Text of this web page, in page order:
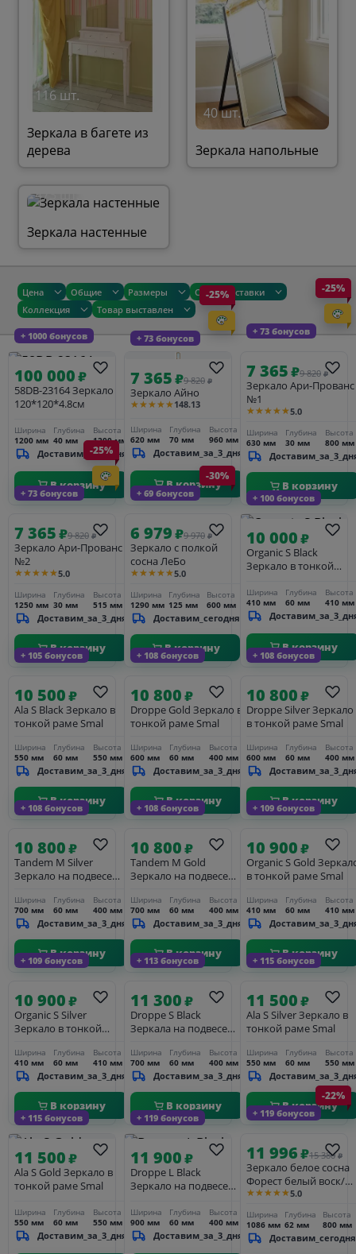
116 шт.
Зеркала в багете из
дерева
40 шт.
Зеркала напольные
473 шт.
Зеркала настенные
Цена Общие Размеры
Сроки доставки
Коллекция
Товар выставлен
+ 1000 бонусов
100 000₽
58DB-23164 Зеркало
120*120*4.8см
Ширина
1200 мм
Глубина
40 мм
Высота
1200 мм
Доставим_за_3_дня
В корзину
+ 73 бонусов
-25%
7 365₽9 820 ₽
Зеркало Айно
★★★★★148.13
Ширина
620 мм
Глубина
70 мм
Высота
960 мм
Доставим_за_3_дня
В корзину
+ 73 бонусов
-25%
7 365₽9 820 ₽
Зеркало Ари-Прованс
№1
★★★★★5.0
Ширина
630 мм
Глубина
30 мм
Высота
800 мм
В корзину
+ 73 бонусов
-25%
7 365₽9 820 ₽
Зеркало Ари-Прованс
№2
★★★★★5.0
Ширина
1250 мм
Глубина
30 мм
Высота
515 мм
Доставим_за_3_дня
В корзину
+ 69 бонусов
-30%
6 979₽9 970 ₽
Зеркало с полкой
сосна ЛеБо
★★★★★5.0
Ширина
1290 мм
Глубина
125 мм
Высота
600 мм
Доставим_сегодня
В корзину
+ 100 бонусов
10 000₽
Organic S Black
Зеркало в тонкой
Ширина
410 мм
Глубина
60 мм
Высота
410 мм
В корзину
+ 105 бонусов
10 500₽
Ala S Black Зеркало в
тонкой раме Smal
Ширина
550 мм
Глубина
60 мм
Высота
550 мм
Доставим_за_3_дня
В корзину
+ 108 бонусов
10 800₽
Droppe Gold Зеркало в
тонкой раме Smal
Ширина
600 мм
Глубина
60 мм
Высота
400 мм
Доставим_за_3_дня
В корзину
+ 108 бонусов
10 800₽
Droppe Silver Зеркало
в тонкой раме Smal
Ширина
600 мм
Глубина
60 мм
Высота
400 мм
В корзину
+ 108 бонусов
10 800₽
Tandem M Silver
Зеркало на подвесе
Ширина
700 мм
Глубина
60 мм
Высота
400 мм
Доставим_за_3_дня
В корзину
+ 108 бонусов
10 800₽
Tandem M Gold
Зеркало на подвесе
Ширина
700 мм
Глубина
60 мм
Высота
400 мм
Доставим_за_3_дня
В корзину
+ 109 бонусов
10 900₽
Organic S Gold
в тонкой раме Smal
Ширина
410 мм
Глубина
60 мм
Высота
410 мм
В корзину
+ 109 бонусов
10 900₽
Organic S Silver
Зеркало в тонкой
Ширина
410 мм
Глубина
60 мм
Высота
410 мм
Доставим_за_3_дня
В корзину
+ 113 бонусов
11 300₽
Droppe S Black
Зеркала на подвесе
Ширина
700 мм
Глубина
60 мм
Высота
400 мм
Доставим_за_3_дня
В корзину
+ 115 бонусов
11 500₽
Ala S Silver Зеркало в
тонкой раме Smal
Ширина
550 мм
Глубина
60 мм
Высота
550 мм
В корзину
+ 115 бонусов
11 500₽
Ala S Gold Зеркало в
тонкой раме Smal
Ширина
550 мм
Глубина
60 мм
Высота
550 мм
Доставим_за_3_дня
+ 119 бонусов
11 900₽
Droppe L Black
Зеркало на подвесе
Ширина
900 мм
Глубина
60 мм
Высота
400 мм
Доставим_за_3_дня
+ 119 бонусов
-22%
11 996₽15 380 ₽
Зеркало белое сосна
Форест белый воск/
серый
★★★★★5.0
Ширина
1086 мм
Глубина
62 мм
Высота
800 мм
Доставим_сегодня